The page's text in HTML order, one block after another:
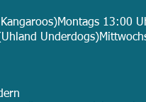
13:00